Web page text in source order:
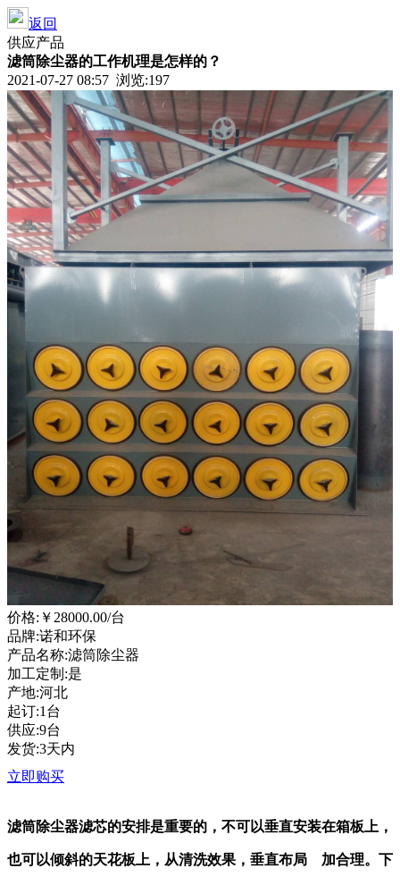
返回
供应产品
滤筒除尘器的工作机理是怎样的？
2021-07-27 08:57 浏览:197
价格: ￥28000.00/台
品牌:诺和环保
产品名称:滤筒除尘器
加工定制:是
产地:河北
起订:1台
供应:9台
发货:3天内
立即购买
滤筒除尘器滤芯的安排是重要的，不可以垂直安装在箱板上，
也可以倾斜的天花板上，从清洗效果，垂直布局 加合理。下